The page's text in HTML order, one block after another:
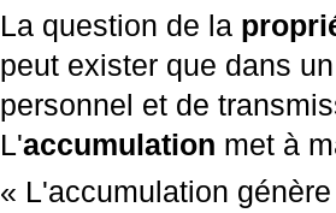
La question de la
peut exister que dans
personnel et de
L'accumulation met à
« L'accumulation